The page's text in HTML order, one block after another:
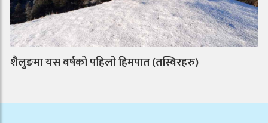
शैलुङमा यस वर्षको पहिलो हिमपात (तस्विरहरु)